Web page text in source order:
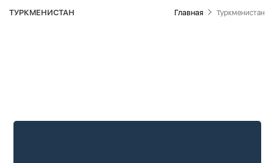
ТУРКМЕНИСТАН Главная Туркменистан